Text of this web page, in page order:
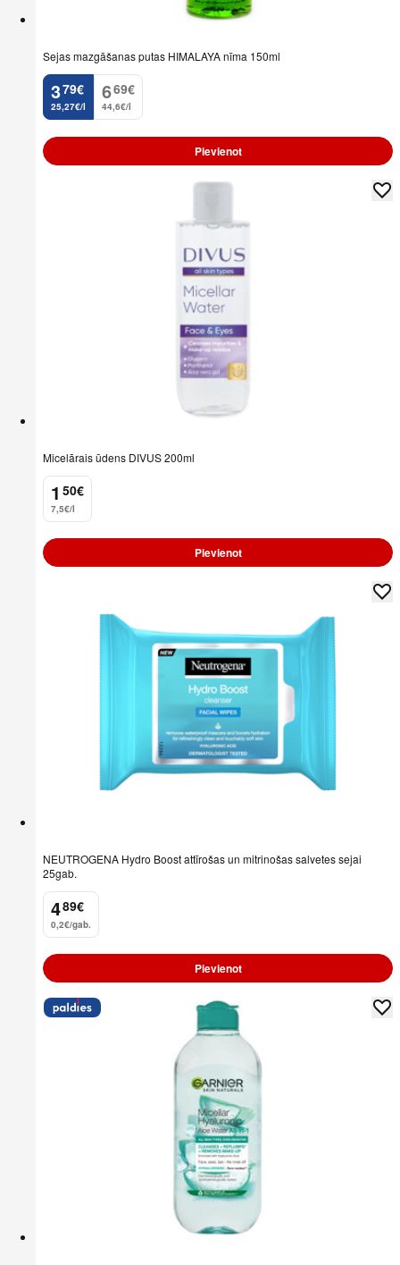
Sejas mazgāšanas putas HIMALAYA nīma 150ml
3
. 79€
25,27€/l
6
. 69€
44,6€/l
Pievienot
Micelārais ūdens DIVUS 200ml
1
. 50€
7,5€/l
Pievienot
NEUTROGENA Hydro Boost attīrošas un mitrinošas salvetes sejai
25gab.
4
. 89€
0,2€/gab.
Pievienot